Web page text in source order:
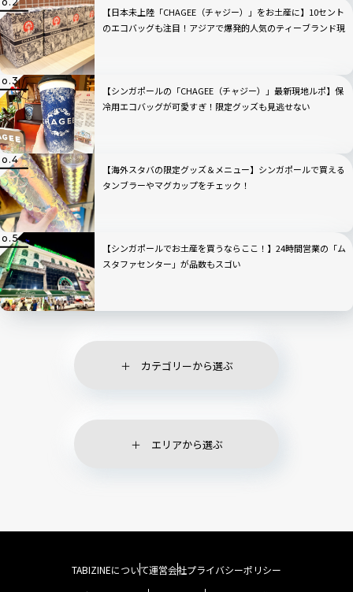
【日本未上陸「CHAGEE（チャジー）」をお土産に】10セント
のエコバッグも注目！アジアで爆発的人気のティーブランド現
【シンガポールの「CHAGEE（チャジー）」最新現地ルポ】保
冷用エコバッグが可愛すぎ！限定グッズも見逃せない
【海外スタバの限定グッズ＆メニュー】シンガポールで買える
タンブラーやマグカップをチェック！
【シンガポールでお土産を買うならここ！】24時間営業の「ム
スタファセンター」が品数もスゴい
カテゴリーから選ぶ
エリアから選ぶ
TABIZINEについて運営会社プライバシーポリシー